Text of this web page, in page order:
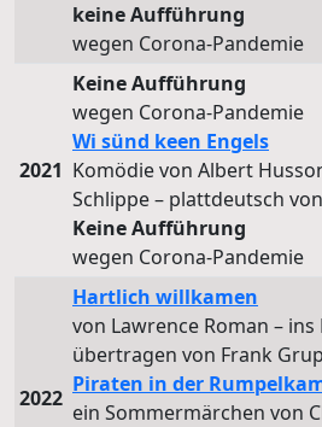
keine Aufführung
wegen Corona-Pandemie
2021
Keine Aufführung
wegen Corona-Pandemie
Wi sünd keen Engels
Komödie von Albert
Schlippe – plattdeutsch
Keine Aufführung
wegen Corona-Pandemie
2022
Hartlich willkamen
von Lawrence Roman –
übertragen von Frank
Piraten in der
ein Sommermärchen von